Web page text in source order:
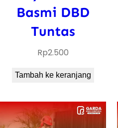
Basmi DBD
Tuntas
Rp2.500
Tambah ke keranjang